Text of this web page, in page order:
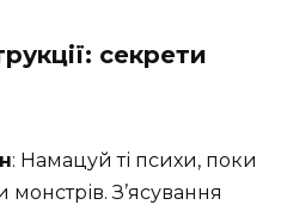
секрети
: Намацуй ті психи, поки
З’ясування